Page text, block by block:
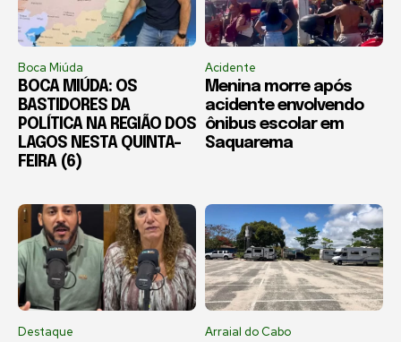
Boca Miúda
BOCA MIÚDA: OS
BASTIDORES DA
POLÍTICA NA REGIÃO DOS
LAGOS NESTA QUINTA-
FEIRA (6)
Acidente
Menina morre após
acidente envolvendo
ônibus escolar em
Saquarema
Destaque Arraial do Cabo